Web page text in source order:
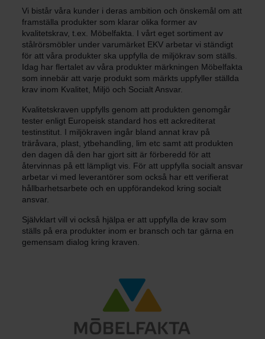
Vi bistår våra kunder i deras ambition och önskemål om att
framställa produkter som klarar olika former av
kvalitetskrav, t.ex. Möbelfakta. I vårt eget sortiment av
stålrörsmöbler under varumärket EKV arbetar vi ständigt
för att våra produkter ska uppfylla de miljökrav som ställs.
Idag har flertalet av våra produkter märkningen Möbelfakta
som innebär att varje produkt som märkts uppfyller ställda
krav inom Kvalitet, Miljö och Socialt Ansvar.
Kvalitetskraven uppfylls genom att produkten genomgår
tester enligt Europeisk standard hos ett ackrediterat
testinstitut. I miljökraven ingår bland annat krav på
träråvara, plast, ytbehandling, lim etc samt att produkten
den dagen då den har gjort sitt är förberedd för att
återvinnas på ett lämpligt vis. För att uppfylla socialt ansvar
arbetar vi med leverantörer som också har ett verifierat
hållbarhetsarbete och en uppförandekod kring socialt
ansvar.
Självklart vill vi också hjälpa er att uppfylla de krav som
ställs på era produkter inom er bransch och tar gärna en
gemensam dialog kring kraven.